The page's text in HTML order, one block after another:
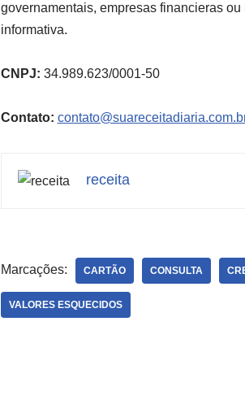
governamentais, empresas financieras
informativa.
CNPJ: 34.989.623/0001-50
Contato:
receita
Marcações: CARTÃO CONSULTA
VALORES ESQUECIDOS